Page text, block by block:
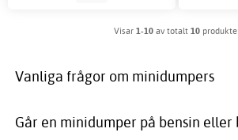
Visar 1-10 av totalt 10
Vanliga frågor om minidumpers
Går en minidumper på bensin eller